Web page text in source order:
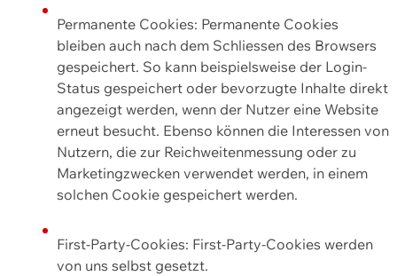
Permanente Cookies: Permanente Cookies
bleiben auch nach dem Schliessen des Browsers
gespeichert. So kann beispielsweise der Login-
Status gespeichert oder bevorzugte Inhalte direkt
angezeigt werden, wenn der Nutzer eine Website
erneut besucht. Ebenso können die Interessen von
Nutzern, die zur Reichweitenmessung oder zu
Marketingzwecken verwendet werden, in einem
solchen Cookie gespeichert werden.
First-Party-Cookies: First-Party-Cookies werden
von uns selbst gesetzt.